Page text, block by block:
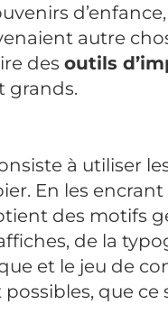
autre
des outils
grands.
à utiliser
En les
des motifs
de la
et le jeu de
que